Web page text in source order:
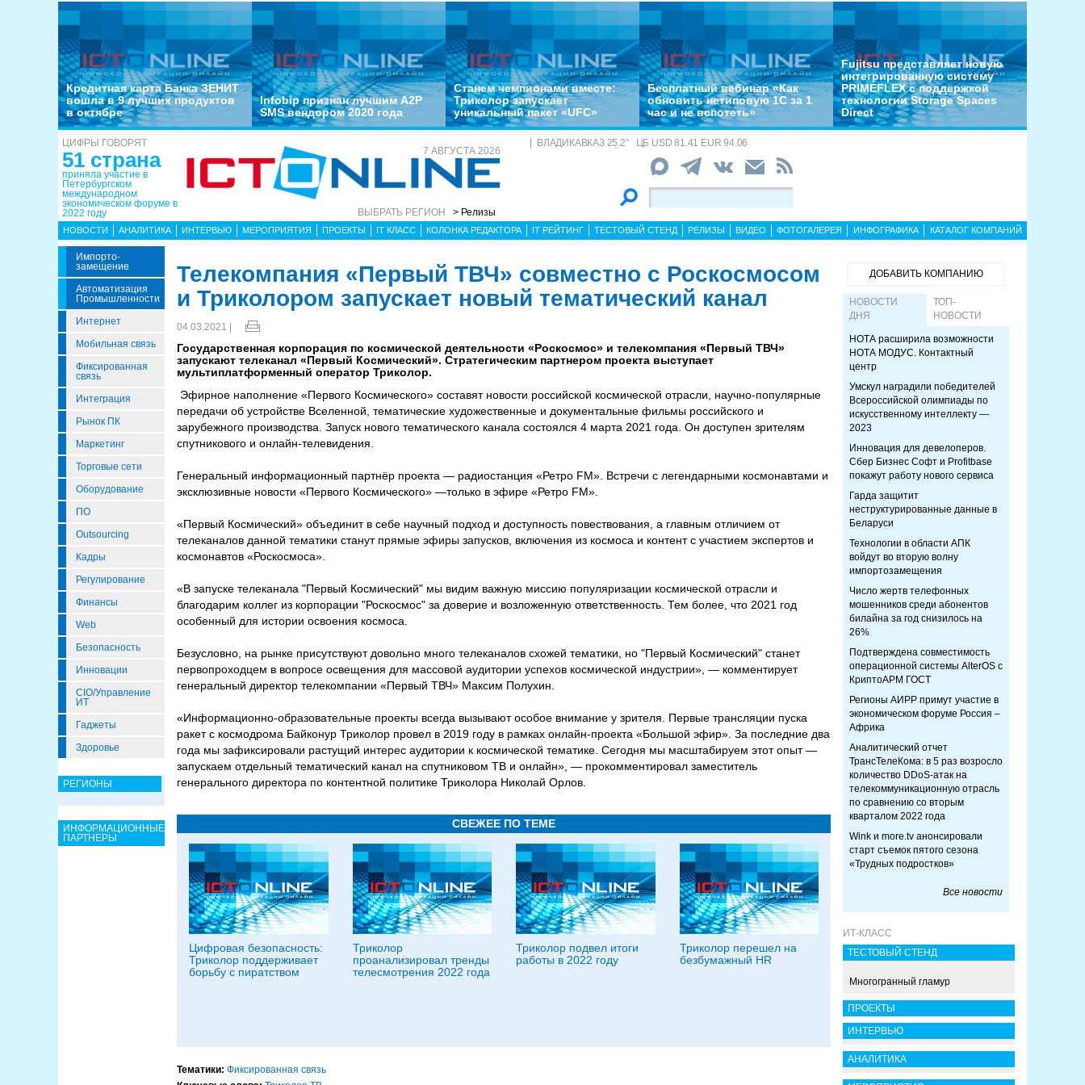
Кредитная карта Банка ЗЕНИТ
вошла в 9 лучших продуктов
в октябре
Infobip признан лучшим A2P
SMS вендором 2020 года
Станем чемпионами вместе:
Триколор запускает
уникальный пакет «UFC»
Бесплатный вебинар «Как
обновить нетиповую 1С за 1
час и не вспотеть»
Fujitsu представляет новую
интегрированную систему
PRIMEFLEX с поддержкой
технологии Storage Spaces
Direct
ЦИФРЫ ГОВОРЯТ
51 страна
приняла участие в
Петербургском
международном
экономическом форуме в
2022 году
7 АВГУСТА 2026
ВЫБРАТЬ РЕГИОН > Релизы
ВЛАДИКАВКАЗ 25.2° ЦБ USD 81.41 EUR 94.06
НОВОСТИ АНАЛИТИКА ИНТЕРВЬЮ МЕРОПРИЯТИЯ ПРОЕКТЫ IT КЛАСС КОЛОНКА РЕДАКТОРА IT РЕЙТИНГ ТЕСТОВЫЙ СТЕНД РЕЛИЗЫ ВИДЕО ФОТОГАЛЕРЕЯ ИНФОГРАФИКА КАТАЛОГ КОМПАНИЙ
Импорто­
Замещение
Автоматизация
Промышленности
Интернет
Мобильная связь
Фиксированная
связь
Интеграция
Рынок ПК
Маркетинг
Торговые сети
Оборудование
ПО
Outsourcing
Кадры
Регулирование
Финансы
Web
Безопасность
Инновации
CIO/Управление
ИТ
Гаджеты
Здоровье
РЕГИОНЫ
ИНФОРМАЦИОННЫЕ
ПАРТНЕРЫ
Телекомпания «Первый ТВЧ» совместно с Роскосмосом
и Триколором запускает новый тематический канал
04.03.2021 |
Государственная корпорация по космической деятельности «Роскосмос» и телекомпания «Первый ТВЧ»
запускают телеканал «Первый Космический». Стратегическим партнером проекта выступает
мультиплатформенный оператор Триколор.
Эфирное наполнение «Первого Космического» составят новости российской космической отрасли, научно-популярные
передачи об устройстве Вселенной, тематические художественные и документальные фильмы российского и
зарубежного производства. Запуск нового тематического канала состоялся 4 марта 2021 года. Он доступен зрителям
спутникового и онлайн-телевидения.
Генеральный информационный партнёр проекта — радиостанция «Ретро FM». Встречи с легендарными космонавтами и
эксклюзивные новости «Первого Космического» —только в эфире «Ретро FM».
«Первый Космический» объединит в себе научный подход и доступность повествования, а главным отличием от
телеканалов данной тематики станут прямые эфиры запусков, включения из космоса и контент с участием экспертов и
космонавтов «Роскосмоса».
«В запуске телеканала "Первый Космический" мы видим важную миссию популяризации космической отрасли и
благодарим коллег из корпорации "Роскосмос" за доверие и возложенную ответственность. Тем более, что 2021 год
особенный для истории освоения космоса.
Безусловно, на рынке присутствуют довольно много телеканалов схожей тематики, но "Первый Космический" станет
первопроходцем в вопросе освещения для массовой аудитории успехов космической индустрии», — комментирует
генеральный директор телекомпании «Первый ТВЧ» Максим Полухин.
«Информационно-образовательные проекты всегда вызывают особое внимание у зрителя. Первые трансляции пуска
ракет с космодрома Байконур Триколор провел в 2019 году в рамках онлайн-проекта «Большой эфир». За последние два
года мы зафиксировали растущий интерес аудитории к космической тематике. Сегодня мы масштабируем этот опыт —
запускаем отдельный тематический канал на спутниковом ТВ и онлайн», — прокомментировал заместитель
генерального директора по контентной политике Триколора Николай Орлов.
СВЕЖЕЕ ПО ТЕМЕ
Цифровая безопасность:
Триколор поддерживает
борьбу с пиратством
Триколор
проанализировал тренды
телесмотрения 2022 года
Триколор подвел итоги
работы в 2022 году
Триколор перешел на
безбумажный HR
Тематики: Фиксированная связь
ДОБАВИТЬ КОМПАНИЮ
НОВОСТИ
ДНЯ
ТОП-
НОВОСТИ
НОТА расширила возможности
НОТА МОДУС. Контактный
центр
Умскул наградили победителей
Всероссийской олимпиады по
искусственному интеллекту —
2023
Инновация для девелоперов.
Сбер Бизнес Софт и Profitbase
покажут работу нового сервиса
Гарда защитит
неструктурированные данные в
Беларуси
Технологии в области АПК
войдут во вторую волну
импортозамещения
Число жертв телефонных
мошенников среди абонентов
билайна за год снизилось на
26%
Подтверждена совместимость
операционной системы AlterOS с
КриптоАРМ ГОСТ
Регионы АИРР примут участие в
экономическом форуме Россия –
Африка
Аналитический отчет
ТрансТелеКома: в 5 раз возросло
количество DDoS-атак на
телекоммуникационную отрасль
по сравнению со вторым
кварталом 2022 года
Wink и more.tv анонсировали
старт съемок пятого сезона
«Трудных подростков»
Все новости
ИТ-КЛАСС
ТЕСТОВЫЙ СТЕНД
Многогранный гламур
ПРОЕКТЫ
ИНТЕРВЬЮ
АНАЛИТИКА